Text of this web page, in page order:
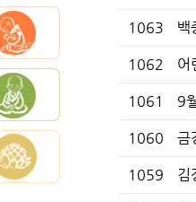
1063 백
1062 어
1061 9
1060 금
1059 김